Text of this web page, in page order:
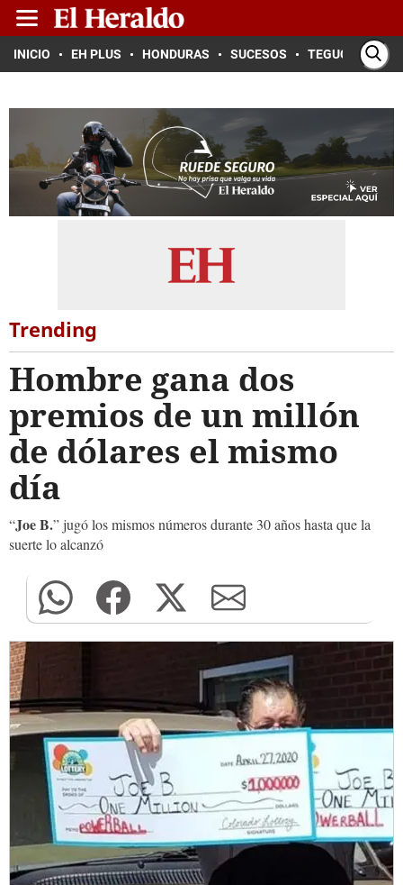
INICIO EH PLUS HONDURAS SUCESOS TEGUCIGALPA
Trending
Hombre gana dos
premios de un millón
de dólares el mismo
día
“Joe B.” jugó los mismos números durante 30 años hasta que la
suerte lo alcanzó